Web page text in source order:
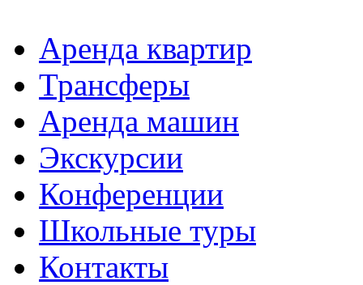
Аренда квартир
Трансферы
Аренда машин
Экскурсии
Конференции
Школьные туры
Контакты